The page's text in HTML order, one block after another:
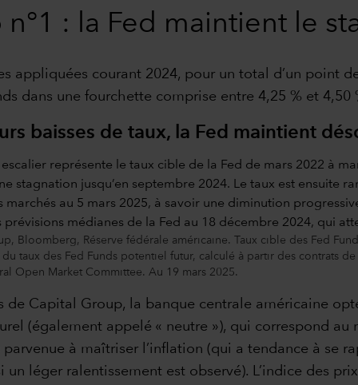
n°1 : la Fed maintient le
appliquées courant 2024, pour un total d’un point
dans une fourchette comprise entre 4,25 % et 4,50
baisses de taux, la Fed maintient
Bloomberg, Réserve fédérale américaine. Taux cible des Fed
taux des Fed Funds potentiel futur, calculé à partir des contrats
Open Market Committee. Au 19 mars 2025.
de Capital Group, la banque centrale américaine
(également appelé « neutre »), qui correspond
à maîtriser l’inflation (qui a tendance à se
un léger ralentissement est observé). L’indice des